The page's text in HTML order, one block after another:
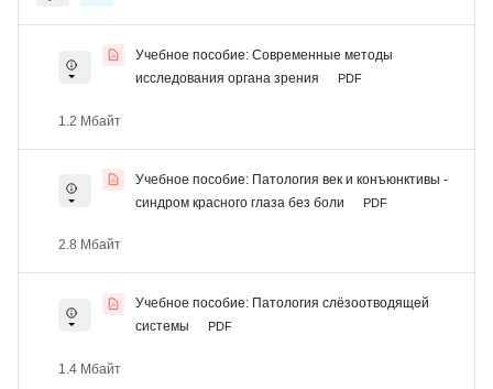
Учебное пособие: Современные методы
исследования органа зрения
PDF
1.2 Мбайт
Учебное пособие: Патология век и конъюнктивы -
синдром красного глаза без боли
PDF
2.8 Мбайт
Учебное пособие: Патология слёзоотводящей
системы
PDF
1.4 Мбайт